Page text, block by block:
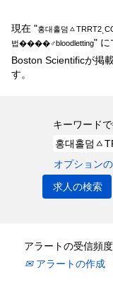
現在 "홍대홀덤ㅿ
법����‍♂️bloodletting" に
Boston Scientificが掲
す。
キーワード
オプション
アラートの受信頻
アラートの作成